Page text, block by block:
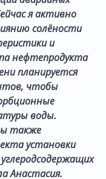
я активно
солёности
и
нефтепродукта
планируется
чтобы
воды.
также
установки
Анастасия.